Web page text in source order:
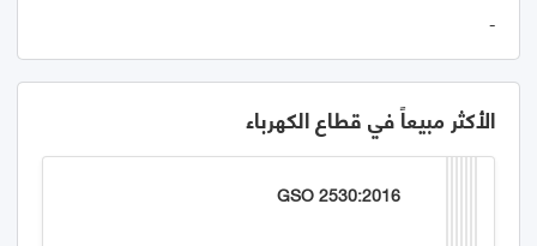
-
الأكثر مبيعاً في قطاع الكهرباء
GSO 2530:2016